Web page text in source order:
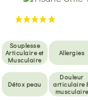
Souplesse
Articulaire et
Musculaire
Allergies
Détox peau
Douleur
articulaire
musculaire